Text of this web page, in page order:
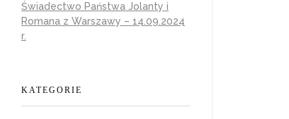
Świadectwo Państwa Jolanty i
Romana z Warszawy – 14.09.2024
r.
KATEGORIE